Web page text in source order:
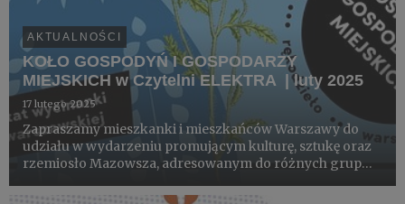
AKTUALNOŚCI
KOŁO GOSPODYŃ I GOSPODARZY
MIEJSKICH w Czytelni ELEKTRA | luty 2025
17 lutego 2025
Zapraszamy mieszkanki i mieszkańców Warszawy do
udziału w wydarzeniu promującym kulturę, sztukę oraz
rzemiosło Mazowsza, adresowanym do różnych grup
kultura tradycyjna prezentowana będzie zarówno w